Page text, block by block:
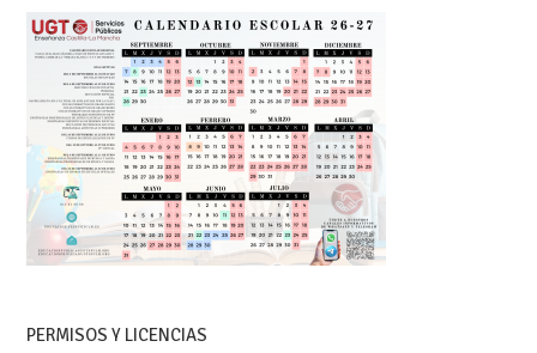
PERMISOS Y LICENCIAS